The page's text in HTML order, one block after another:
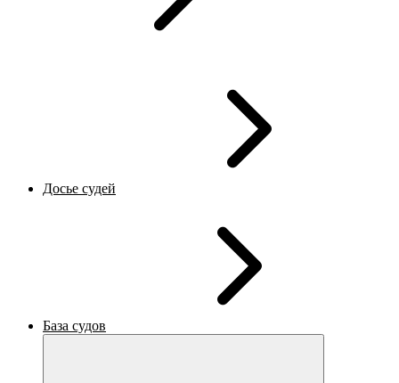
Досье судей
База судов